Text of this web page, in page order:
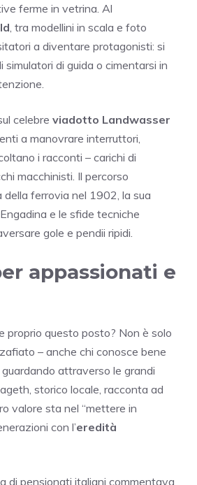
ferme in vetrina. Al
, tra modellini in scala e foto
a diventare protagonisti: si
simulatori di guida o cimentarsi in
celebre viadotto Landwasser
a manovrare interruttori,
i racconti – carichi di
macchinisti. Il percorso
della ferrovia nel 1902, la sua
e le sfide tecniche
gole e pendii ripidi.
appassionati e
proprio questo posto? Non è solo
– anche chi conosce bene
attraverso le grandi
storico locale, racconta ad
valore sta nel “mettere in
con l’eredità
di pensionati italiani commentava